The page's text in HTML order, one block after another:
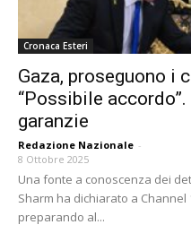
Cronaca Esteri
Gaza, proseguono i
“Possibile
garanzie
Redazione Nazionale -
8 Ottobre 2025
Una fonte a conoscenza dei
Sharm ha dichiarato a
preparando al...